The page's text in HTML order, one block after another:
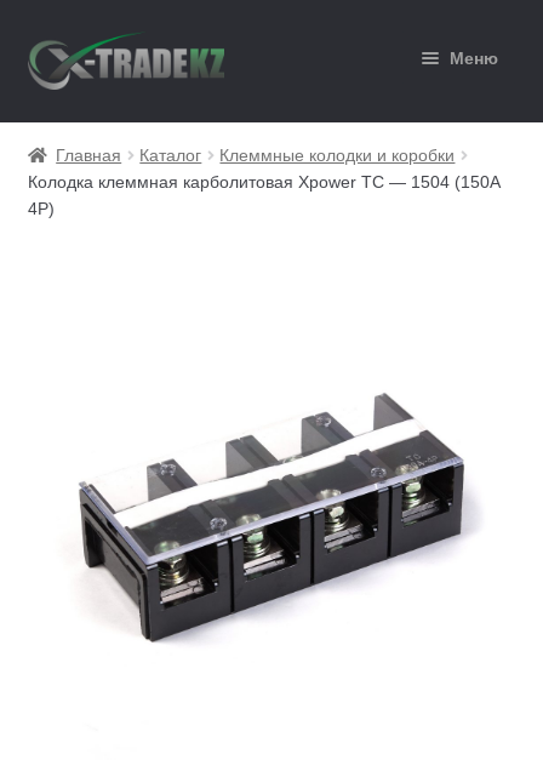
Перейти
к
Перейти
к
Меню
Главная
Каталог
Главная Каталог
Клеммные колодки и коробки
Колодка клеммная карболитовая Xpower TС — 1504 (150A
4P)